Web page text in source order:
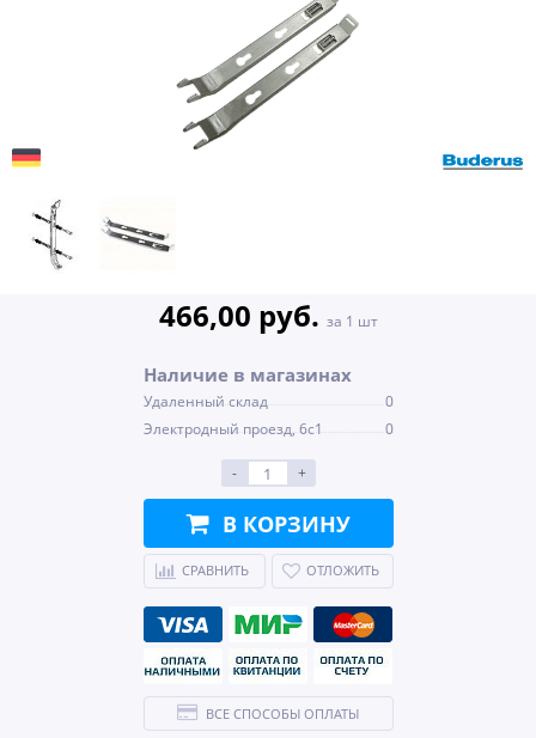
466,00 руб. за 1 шт
Наличие в магазинах
Удаленный склад
0
Электродный проезд, 6с1
0
- +
В КОРЗИНУ
СРАВНИТЬ ОТЛОЖИТЬ
ВСЕ СПОСОБЫ ОПЛАТЫ